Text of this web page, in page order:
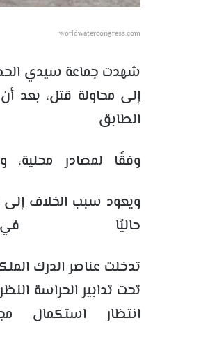
worldwatercongress.com
شهدت جماعة سيدي
إلى محاولة قتل، بعد
الطابق
وفقًا لمصادر
ويعود سبب الخلاف
حاليًا
تدخلت عناصر الدرك
تحت تدابير الحراسة
انتظار استكمال